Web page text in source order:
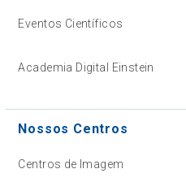
Eventos Científicos
Academia Digital Einstein
Nossos Centros
Centros de Imagem